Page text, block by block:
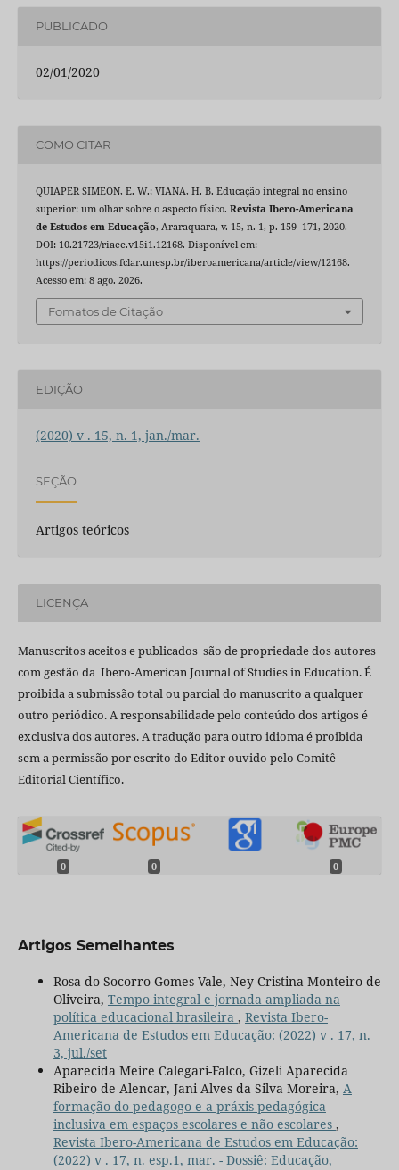
PUBLICADO
02/01/2020
COMO CITAR
QUIAPER SIMEON, E. W.; VIANA, H. B. Educação integral no ensino
superior: um olhar sobre o aspecto físico. Revista Ibero-Americana
de Estudos em Educação, Araraquara, v. 15, n. 1, p. 159–171, 2020.
DOI: 10.21723/riaee.v15i1.12168. Disponível em:
https://periodicos.fclar.unesp.br/iberoamericana/article/view/12168.
Acesso em: 8 ago. 2026.
Fomatos de Citação
EDIÇÃO
(2020) v . 15, n. 1, jan./mar.
SEÇÃO
Artigos teóricos
LICENÇA
Manuscritos aceitos e publicados são de propriedade dos autores
com gestão da Ibero-American Journal of Studies in Education. É
proibida a submissão total ou parcial do manuscrito a qualquer
outro periódico. A responsabilidade pelo conteúdo dos artigos é
exclusiva dos autores. A tradução para outro idioma é proibida
sem a permissão por escrito do Editor ouvido pelo Comitê
Editorial Científico.
0 0 0
Artigos Semelhantes
Rosa do Socorro Gomes Vale, Ney Cristina Monteiro de
Oliveira, Tempo integral e jornada ampliada na
política educacional brasileira , Revista Ibero-
Americana de Estudos em Educação: (2022) v . 17, n.
3, jul./set
Aparecida Meire Calegari-Falco, Gizeli Aparecida
Ribeiro de Alencar, Jani Alves da Silva Moreira, A
formação do pedagogo e a práxis pedagógica
inclusiva em espaços escolares e não escolares ,
Revista Ibero-Americana de Estudos em Educação:
(2022) v . 17, n. esp.1, mar. - Dossiê: Educação,